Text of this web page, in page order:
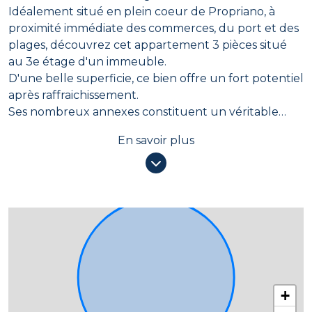
Idéalement situé en plein coeur de Propriano, à
proximité immédiate des commerces, du port et des
plages, découvrez cet appartement 3 pièces situé
au 3e étage d'un immeuble.
D'une belle superficie, ce bien offre un fort potentiel
après raffraichissement.
Ses nombreux annexes constituent un véritable
Cet appartement représente une excellente
opportunité pour une résidence principale, un pied-
à-terre en Corse ou un investissement locatif.
Les points forts :
En savoir plus
+